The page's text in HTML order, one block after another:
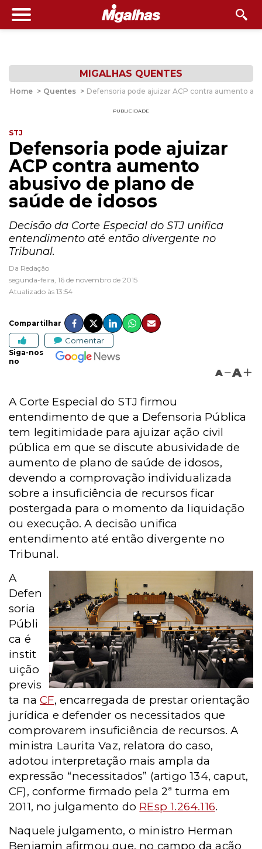
MIGALHAS QUENTES
Home > Quentes > Defensoria pode ajuizar ACP contra aumento
PUBLICIDADE
STJ
Defensoria pode ajuizar
ACP contra aumento
abusivo de plano de
saúde de idosos
Decisão da Corte Especial do STJ unifica
entendimento até então divergente no
Tribunal.
Da Redação
segunda-feira, 16 de novembro de 2015
Atualizado às 13:54
Compartilhar
Comentar
Siga-nos
no
A A
A Corte Especial do STJ firmou
entendimento de que a Defensoria Pública
tem legitimidade para ajuizar ação civil
pública em que se discute abusividade de
aumento de plano de saúde de idosos,
devendo a comprovação individualizada
sobre a insuficiência de recursos ficar
postergada para o momento da liquidação
ou execução. A decisão unifica
entendimento até então divergente no
Tribunal.
A
Defen
soria
Públi
ca é
instit
uição
previs
ta naCF, encarregada de prestar orientação
jurídica e defender os necessitados que
comprovarem insuficiência de recursos. A
ministra Laurita Vaz, relatora do caso,
adotou interpretação mais ampla da
expressão “necessitados” (artigo 134, caput,
CF), conforme firmado pela 2ª turma em
2011, no julgamento do REsp 1.264.116.
Naquele julgamento, o ministro Herman
Benjamin afirmou que, no campo da ação